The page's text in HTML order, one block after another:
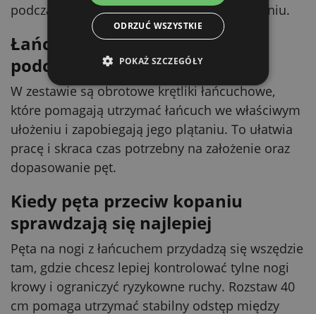
podczas zabiegów lub w okresie po wycieleniu.
Łańcuch, który nie plącze się
podczas pracy
W zestawie są obrotowe krętliki łańcuchowe,
które pomagają utrzymać łańcuch we właściwym
ułożeniu i zapobiegają jego plątaniu. To ułatwia
pracę i skraca czas potrzebny na założenie oraz
dopasowanie pęt.
Kiedy pęta przeciw kopaniu
sprawdzają się najlepiej
Pęta na nogi z łańcuchem przydadzą się wszędzie
tam, gdzie chcesz lepiej kontrolować tylne nogi
krowy i ograniczyć ryzykowne ruchy. Rozstaw 40
cm pomaga utrzymać stabilny odstęp między
ODRZUĆ WSZYSTKIE
POKAŻ SZCZEGÓŁY